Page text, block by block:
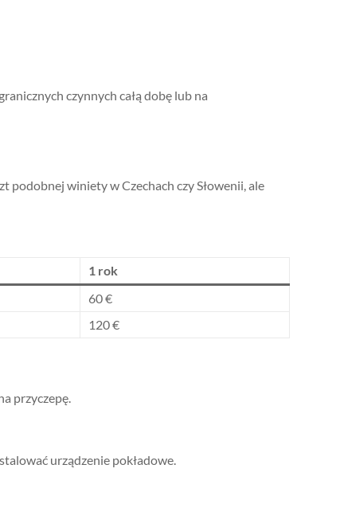
czynnych całą dobę lub na
podobnej winiety w Czechach czy Słowenii, ale
1 rok
60 €
120 €
przyczepę.
urządzenie pokładowe.